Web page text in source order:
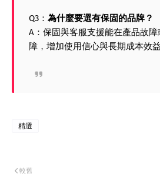
Q3： 為什麼要選有保固的品牌？
A：保固與客服支援能在產品故
障，增加使用信心與長期成本效益
精選
較舊